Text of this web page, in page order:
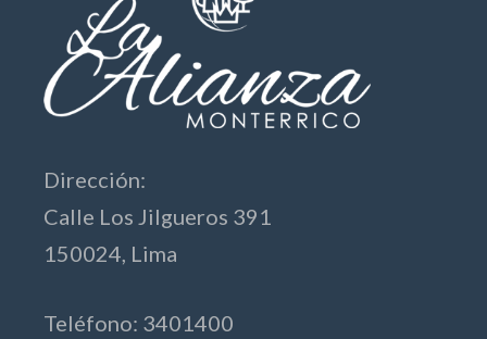
Dirección:
Calle Los Jilgueros 391
150024, Lima
Teléfono: 3401400